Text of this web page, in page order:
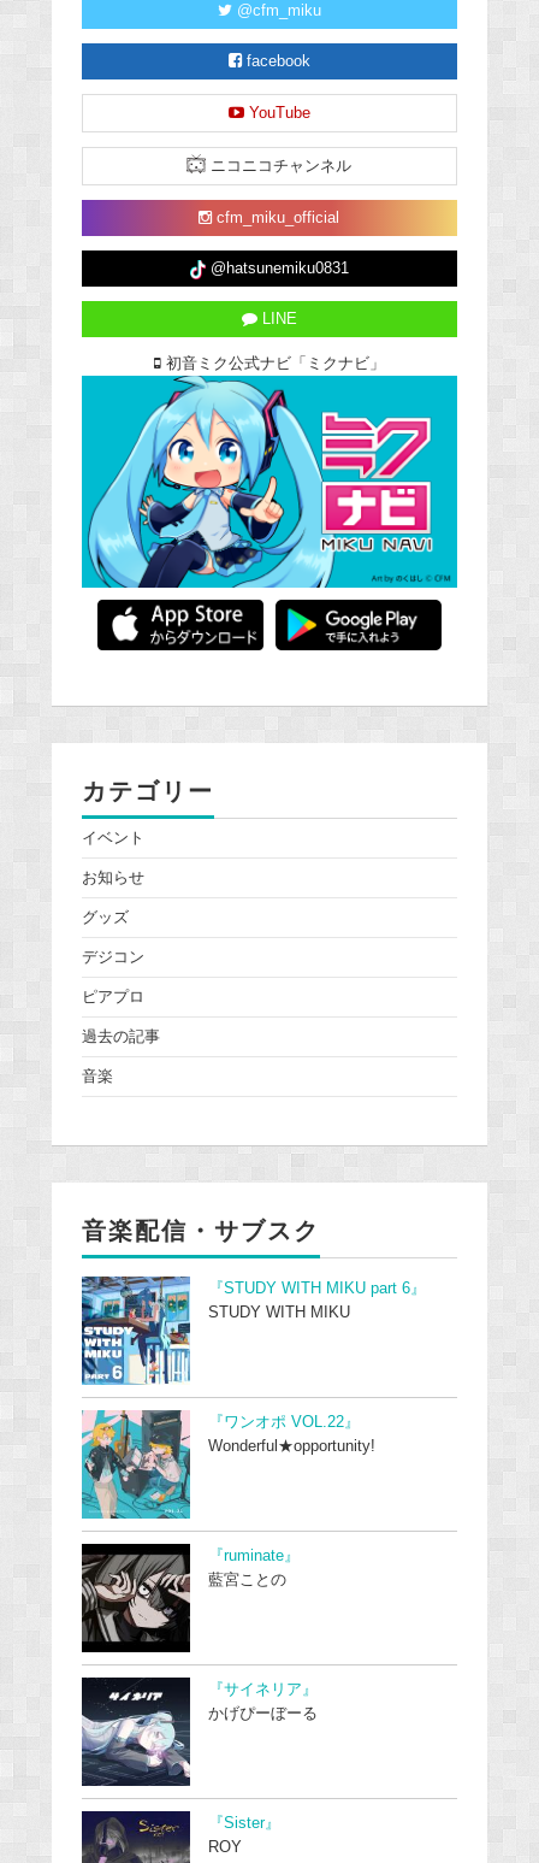
@cfm_miku
facebook
YouTube
ニコニコチャンネル
cfm_miku_official
@hatsunemiku0831
LINE
初音ミク公式ナビ「ミクナビ」
カテゴリー
イベント
お知らせ
グッズ
デジコン
ピアプロ
過去の記事
音楽
音楽配信・サブスク
『STUDY WITH MIKU part 6』
STUDY WITH MIKU
『ワンオポ VOL.22』
Wonderful★opportunity!
『ruminate』
藍宮ことの
『サイネリア』
かげぴーぼーる
『Sister』
ROY